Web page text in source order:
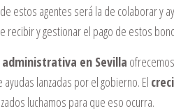
estos agentes será la de colaborar y
recibir y gestionar el pago de estos
en Sevilla
lanzadas por el gobierno. El
luchamos para que eso ocurra.